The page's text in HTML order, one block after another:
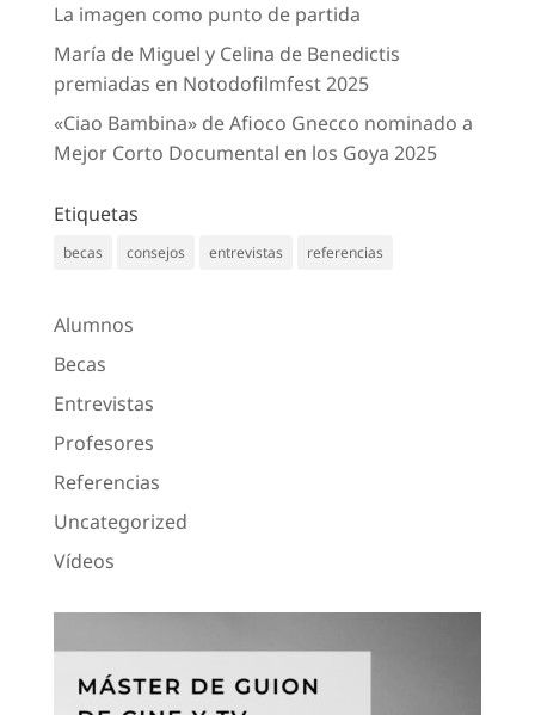
La imagen como punto de partida
María de Miguel y Celina de Benedictis
premiadas en Notodofilmfest 2025
«Ciao Bambina» de Afioco Gnecco nominado a
Mejor Corto Documental en los Goya 2025
Etiquetas
becas consejos entrevistas referencias
Alumnos
Becas
Entrevistas
Profesores
Referencias
Uncategorized
Vídeos